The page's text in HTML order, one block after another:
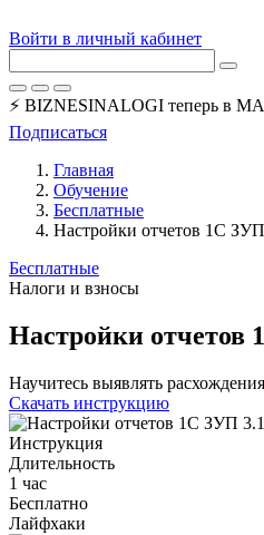
Войти в личный кабинет
⚡ BIZNESINALOGI теперь в
Подписаться
Главная
Обучение
Бесплатные
Настройки отчетов 1С
Бесплатные
Налоги и взносы
Настройки
Научитесь выявлять
Скачать инструкцию
Инструкция
Длительность
1 час
Бесплатно
Лайфхаки